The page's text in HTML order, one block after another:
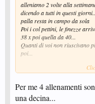
alleniamo 2 volte alla
dicendo a tutti in questi
palla resta in campo da sola
Poi i col pettini, le finezze
38 x poi quella da 40...
Quanti di voi non riuscivano
poi...
Per me 4 allenamenti
una decina...